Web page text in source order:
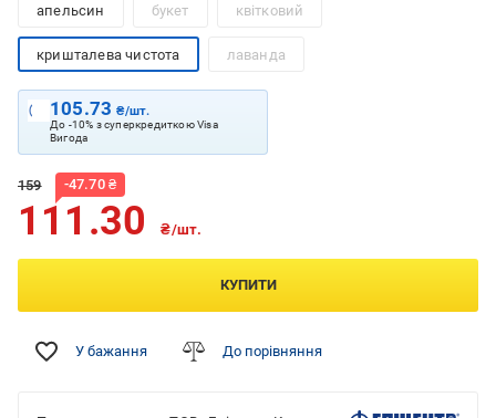
апельсин букет квітковий
кришталева чистота лаванда
105.73₴/шт.
До -10% з суперкредиткою Visa
Вигода
159 -47.70₴
111.30 ₴/шт.
КУПИТИ
У бажання До порівняння